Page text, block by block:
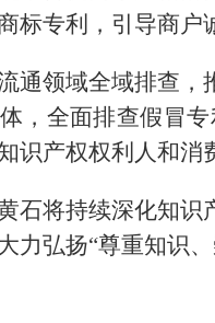
标专利，引导商户
通领域全域排查
，全面排查假冒
识产权权利人和消
石将持续深化知识
力弘扬“尊重知识